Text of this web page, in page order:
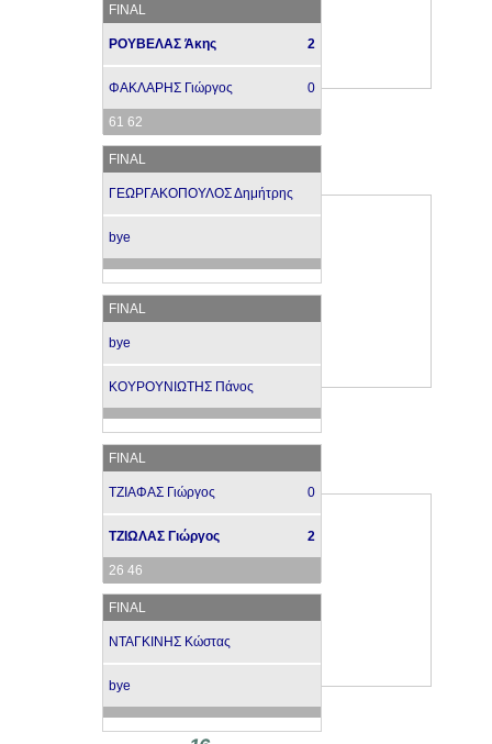
FINAL
ΡΟΥΒΕΛΑΣ Άκης 2
ΦΑΚΛΑΡΗΣ Γιώργος 0
61 62
FINAL
ΓΕΩΡΓΑΚΟΠΟΥΛΟΣ Δημήτρης
bye
FINAL
bye
ΚΟΥΡΟΥΝΙΩΤΗΣ Πάνος
FINAL
ΤΖΙΑΦΑΣ Γιώργος 0
ΤΖΙΩΛΑΣ Γιώργος 2
26 46
FINAL
ΝΤΑΓΚΙΝΗΣ Κώστας
bye